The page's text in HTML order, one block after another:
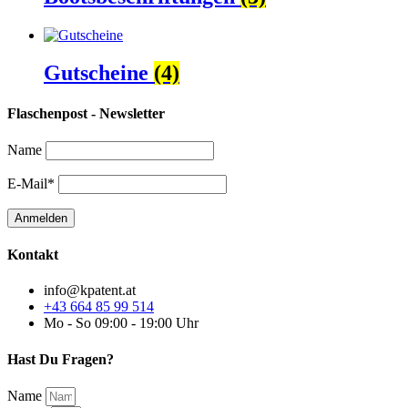
Gutscheine (4)
Flaschenpost - Newsletter
Name
E-Mail*
Kontakt
info@kpatent.at
+43 664 85 99 514
Mo - So 09:00 - 19:00 Uhr
Hast Du Fragen?
Name